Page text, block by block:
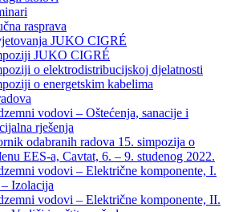
rasprava​
JUKO CIGRÉ
JUKO CIGRÉ
o elektrodistribucijskoj djelatnosti
o energetskim kabelima
vodovi – Oštećenja, sanacije i
rješenja
odabranih radova 15. simpozija o
EES-a, Cavtat, 6. – 9. studenog 2022.
vodovi – Električne komponente, I.
Izolacija
vodovi – Električne komponente, II.